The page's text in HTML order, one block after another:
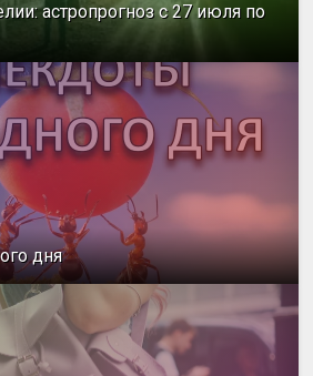
астропрогноз с 27 июля по
дня